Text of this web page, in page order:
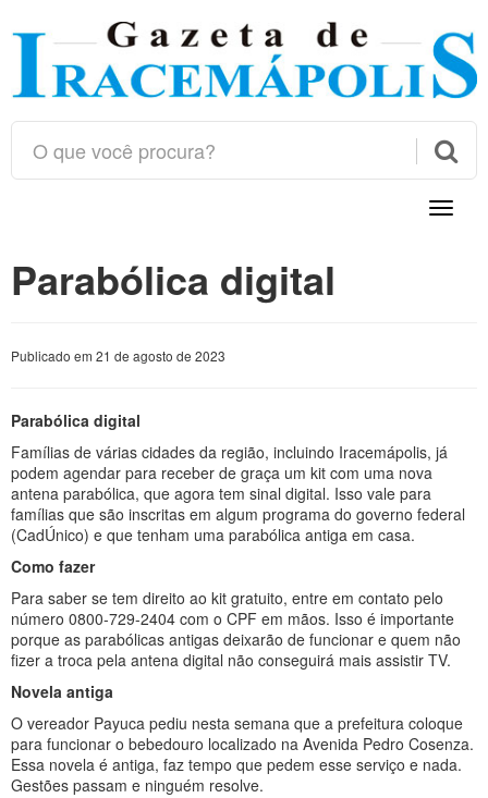

Toggle
Parabólica digital
Publicado em 21 de agosto de 2023
Parabólica digital
Famílias de várias cidades da região, incluindo Iracemápolis, já
podem agendar para receber de graça um kit com uma nova
antena parabólica, que agora tem sinal digital. Isso vale para
famílias que são inscritas em algum programa do governo federal
(CadÚnico) e que tenham uma parabólica antiga em casa.
Como fazer
Para saber se tem direito ao kit gratuito, entre em contato pelo
número 0800-729-2404 com o CPF em mãos. Isso é importante
porque as parabólicas antigas deixarão de funcionar e quem não
fizer a troca pela antena digital não conseguirá mais assistir TV.
Novela antiga
O vereador Payuca pediu nesta semana que a prefeitura coloque
para funcionar o bebedouro localizado na Avenida Pedro Cosenza.
Essa novela é antiga, faz tempo que pedem esse serviço e nada.
Gestões passam e ninguém resolve.